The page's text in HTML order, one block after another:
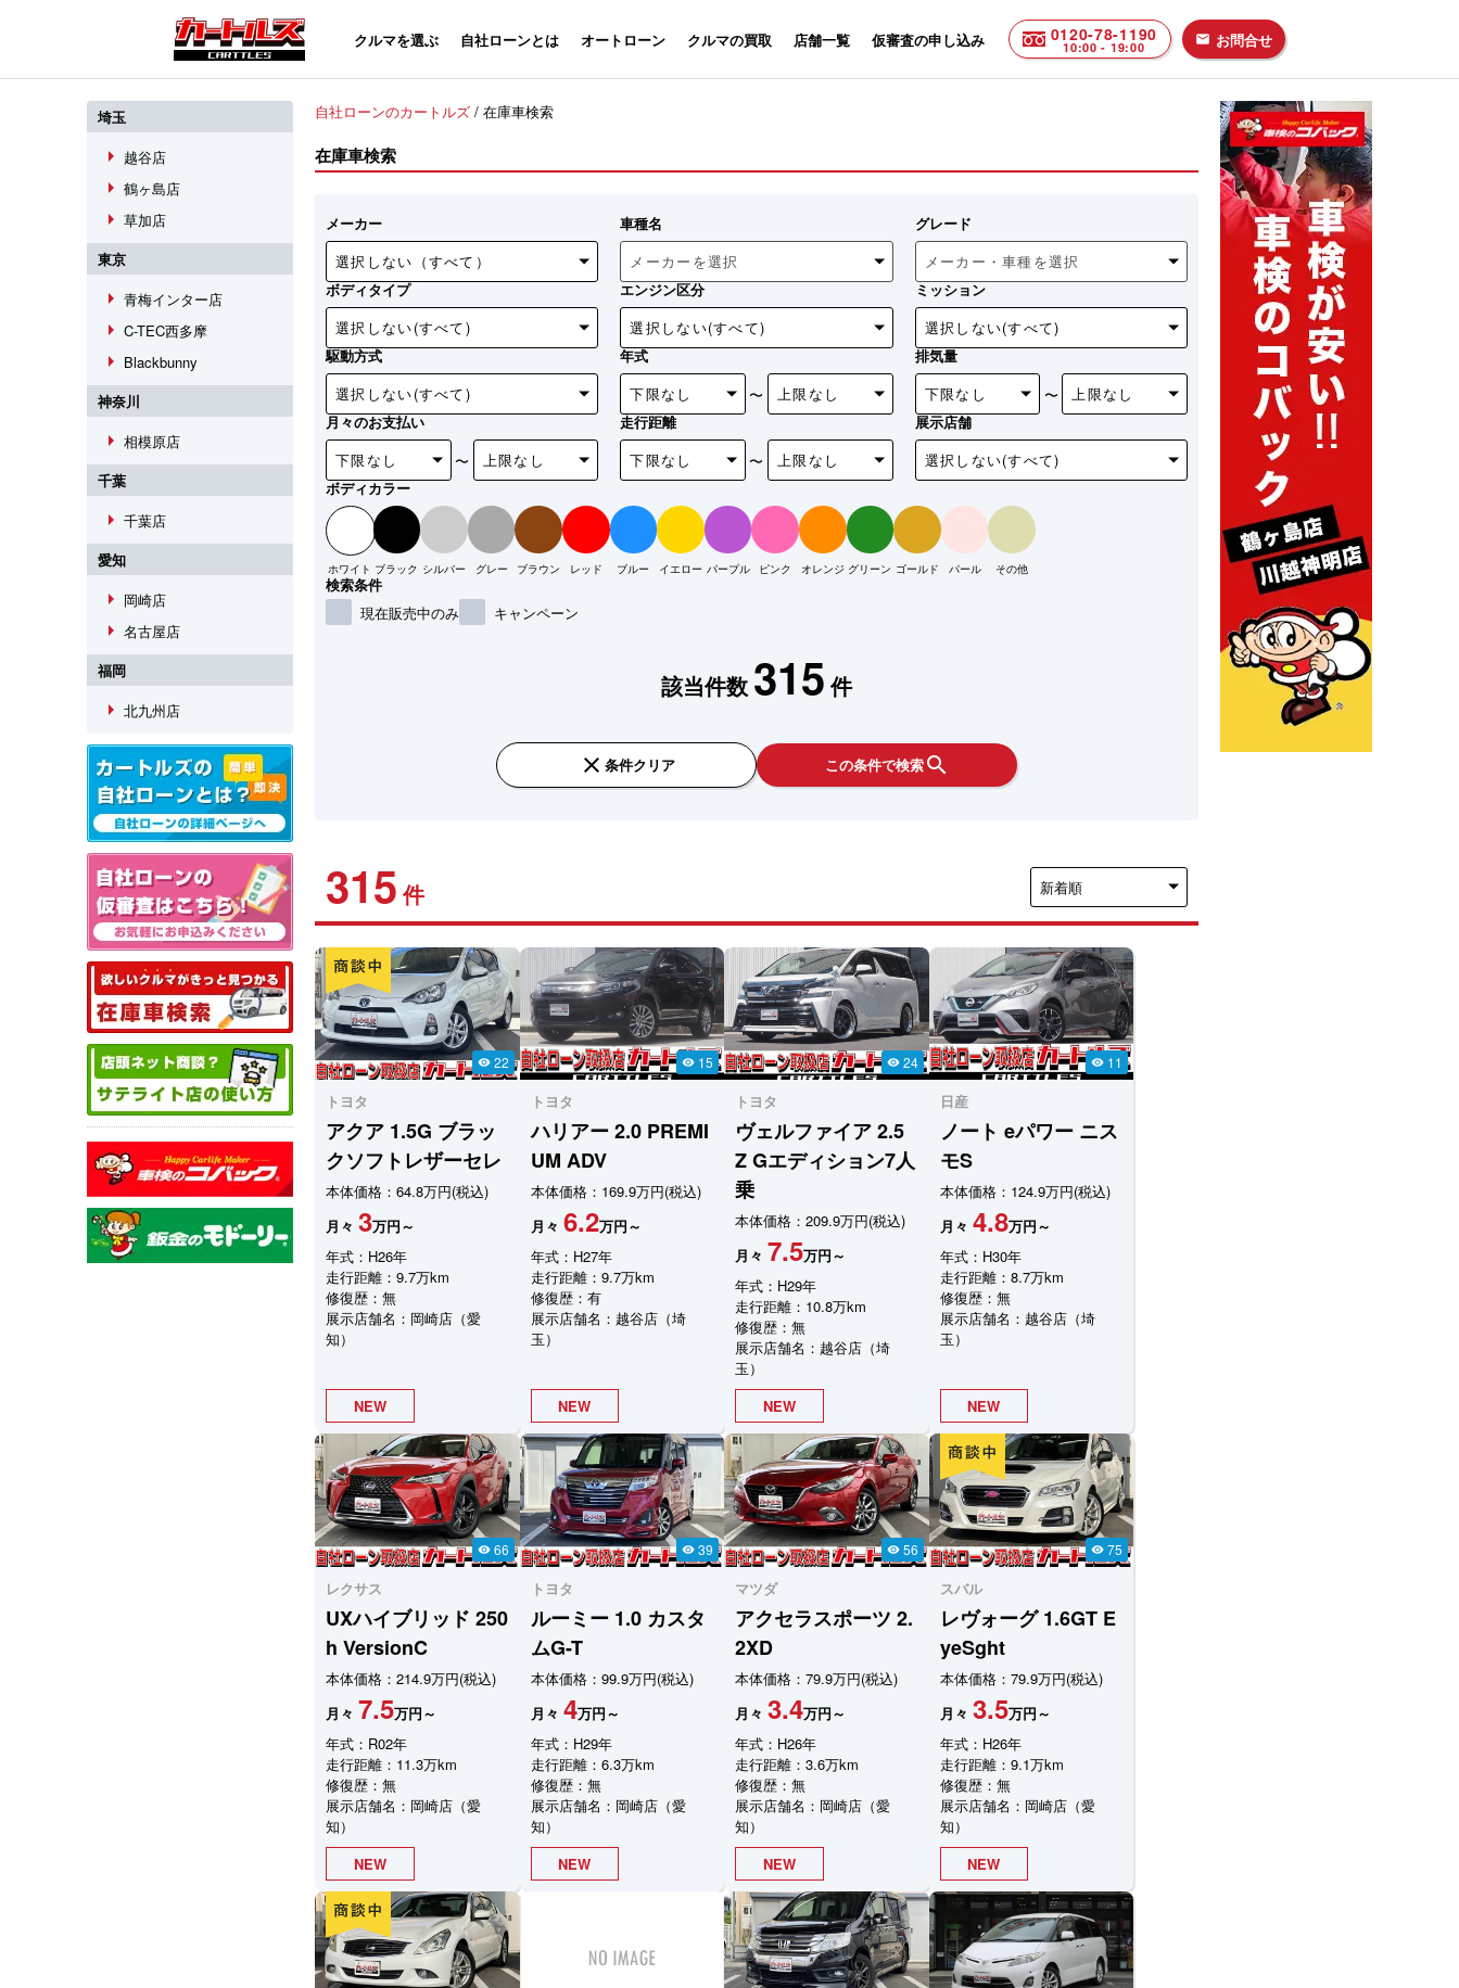
クルマを選ぶ 自社ローンとは オートローン クルマの買取 店舗一覧 仮審査の申し込み 0120-78-1190
10:00 - 19:00 email お問合せ
埼玉
arrow_right 越谷店
arrow_right 鶴ヶ島店
arrow_right 草加店
東京
arrow_right 青梅インター店
arrow_right C-TEC西多摩
arrow_right Blackbunny
神奈川
arrow_right 相模原店
千葉
arrow_right 千葉店
愛知
arrow_right 岡崎店
arrow_right 名古屋店
福岡
arrow_right 北九州店
自社ローンのカートルズ / 在庫車検索
在庫車検索
メーカー 車種名 グレード
ボディタイプ エンジン区分 ミッション
駆動方式
年式
〜
排気量
〜
月々のお支払い
〜
走行距離
〜
展示店舗
ボディカラー
ホワイト ブラック シルバー グレー ブラウン レッド ブルー イエロー パープル ピンク オレンジ グリーン ゴールド パール その他
検索条件
現在販売中のみ
キャンペーン
該当件数 315 件
この条件で検索search
close 条件クリア
315 件
visibility 22
トヨタ
アクア 1.5G ブラッ
クソフトレザーセレ
本体価格：64.8万円(税込)
月々 3万円～
年式：H26年
走行距離：9.7万km
修復歴：無
展示店舗名：岡崎店（愛
知）
NEW
visibility 15
トヨタ
ハリアー2.0 PREMI
UM ADV
本体価格：169.9万円(税込)
月々 6.2万円～
年式：H27年
走行距離：9.7万km
修復歴：有
展示店舗名：越谷店（埼
玉）
NEW
visibility 24
トヨタ
ヴェルファイア2.5
Z Gエディション7人
乗
本体価格：209.9万円(税込)
月々 7.5万円～
年式：H29年
走行距離：10.8万km
修復歴：無
展示店舗名：越谷店（埼
玉）
NEW
visibility 11
日産
ノート eパワー ニス
モS
本体価格：124.9万円(税込)
月々 4.8万円～
年式：H30年
走行距離：8.7万km
修復歴：無
展示店舗名：越谷店（埼
玉）
NEW
visibility 66
レクサス
UXハイブリッド 250
h VersionC
本体価格：214.9万円(税込)
月々 7.5万円～
年式：R02年
走行距離：11.3万km
修復歴：無
展示店舗名：岡崎店（愛
知）
NEW
visibility 39
トヨタ
ルーミー 1.0 カスタ
ムG-T
本体価格：99.9万円(税込)
月々 4万円～
年式：H29年
走行距離：6.3万km
修復歴：無
展示店舗名：岡崎店（愛
知）
NEW
visibility 56
マツダ
アクセラスポーツ 2.
2XD
本体価格：79.9万円(税込)
月々 3.4万円～
年式：H26年
走行距離：3.6万km
修復歴：無
展示店舗名：岡崎店（愛
知）
NEW
visibility 75
スバル
レヴォーグ1.6GT E
yeSght
本体価格：79.9万円(税込)
月々 3.5万円～
年式：H26年
走行距離：9.1万km
修復歴：無
展示店舗名：岡崎店（愛
知）
NEW